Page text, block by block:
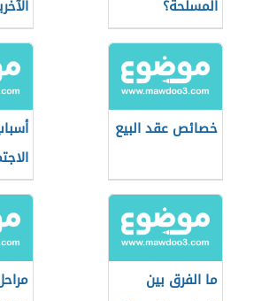
المسلحة؟
خصائص عقد البيع
ما الفرق بين